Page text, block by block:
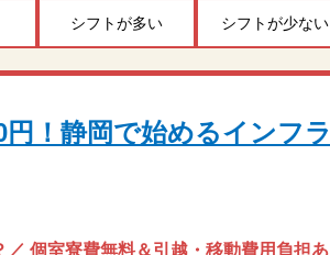
シフトが多い シフトが少ない
円！静岡で始めるインフラ
個室寮費無料＆引越・移動費用負担あ